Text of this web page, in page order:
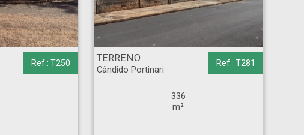
Ref.: T250 TERRENO
Cândido Portinari
Ref.: T281
336
m²